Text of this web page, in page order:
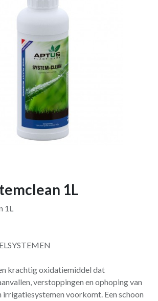
1L
1L
krachtig oxidatiemiddel dat
verstoppingen en ophoping van
voorkomt. Een schoon